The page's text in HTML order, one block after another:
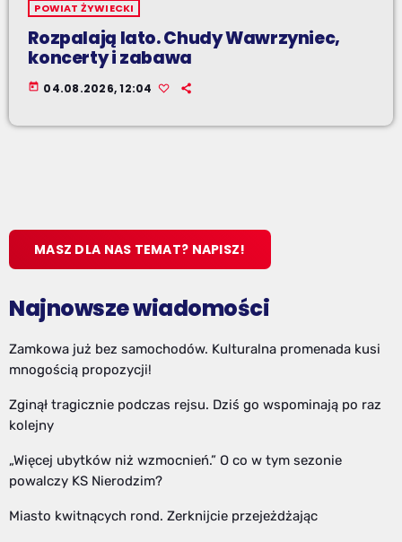
POWIAT ŻYWIECKI
Rozpalają lato. Chudy Wawrzyniec,
koncerty i zabawa
today 04.08.2026, 12:04
MASZ DLA NAS TEMAT? NAPISZ!
Najnowsze wiadomości
Zamkowa już bez samochodów. Kulturalna promenada kusi
mnogością propozycji!
Zginął tragicznie podczas rejsu. Dziś go wspominają po raz
kolejny
„Więcej ubytków niż wzmocnień.” O co w tym sezonie
powalczy KS Nierodzim?
Miasto kwitnących rond. Zerknijcie przejeżdżając